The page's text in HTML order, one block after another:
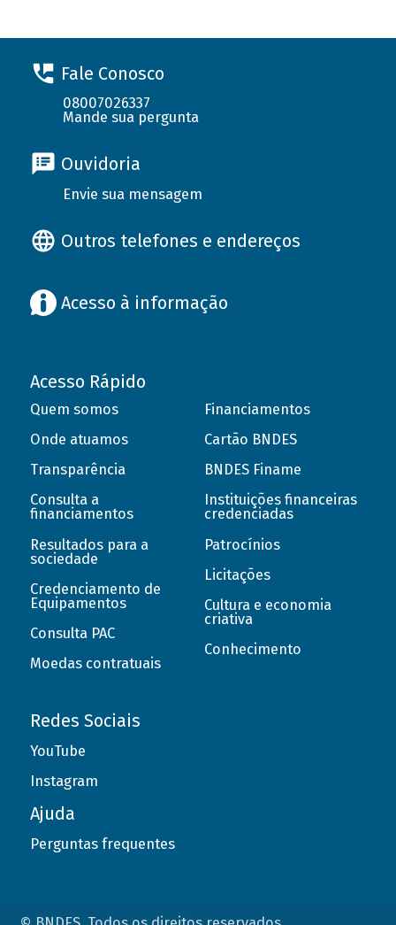
Fale Conosco
08007026337
Mande sua pergunta
Ouvidoria
Envie sua mensagem
Outros telefones e endereços
Acesso à informação
Acesso Rápido
Quem somos
Onde atuamos
Transparência
Consulta a
financiamentos
Resultados para a
sociedade
Credenciamento de
Equipamentos
Consulta PAC
Moedas contratuais
Financiamentos
Cartão BNDES
BNDES Finame
Instituições financeiras
credenciadas
Patrocínios
Licitações
Cultura e economia
criativa
Conhecimento
Redes Sociais
YouTube
Instagram
Ajuda
Perguntas frequentes